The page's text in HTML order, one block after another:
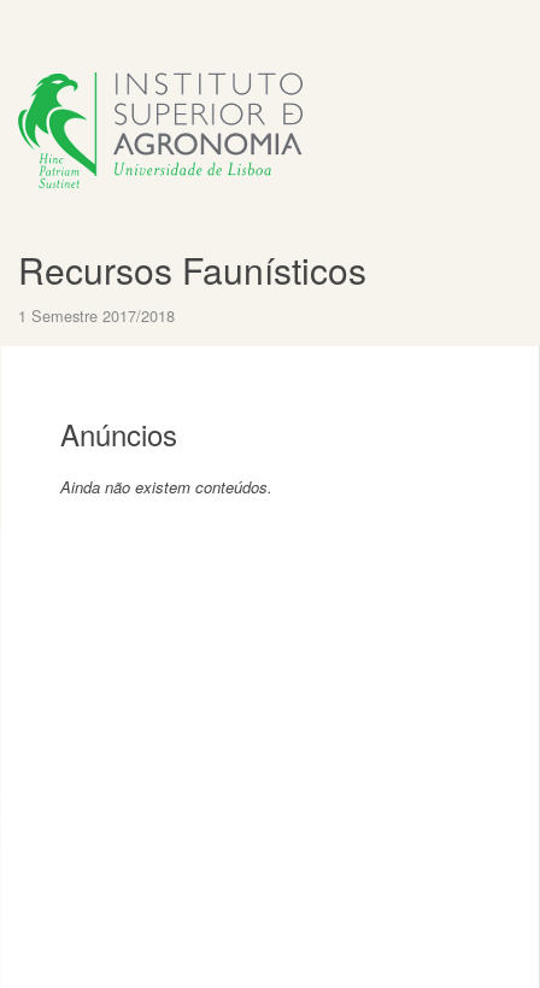
Recursos Faunísticos
1 Semestre 2017/2018
Anúncios
Ainda não existem conteúdos.